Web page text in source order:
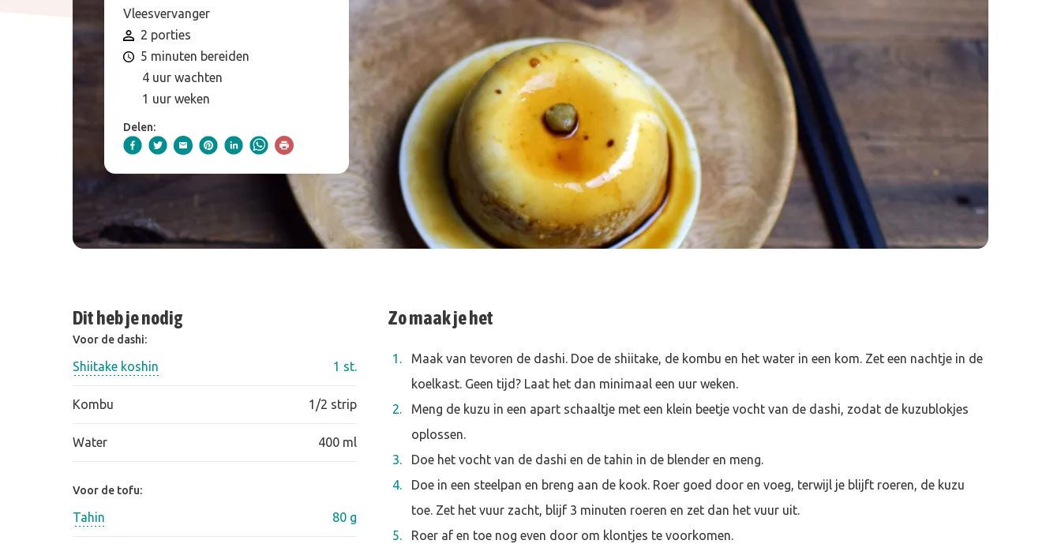
Vleesvervanger
2 porties
5 minuten bereiden
4 uur wachten
1 uur weken
Delen:
Dit heb je nodig
Voor de dashi:
Shiitake koshin 1 st.
Kombu 1/2 strip
Water 400 ml
Voor de tofu:
Tahin 80 g
Zo maak je het
Maak van tevoren de dashi. Doe de shiitake, de kombu en het water in een kom. Zet een nachtje in de
koelkast. Geen tijd? Laat het dan minimaal een uur weken.
Meng de kuzu in een apart schaaltje met een klein beetje vocht van de dashi, zodat de kuzublokjes
oplossen.
Doe het vocht van de dashi en de tahin in de blender en meng.
Doe in een steelpan en breng aan de kook. Roer goed door en voeg, terwijl je blijft roeren, de kuzu
toe. Zet het vuur zacht, blijf 3 minuten roeren en zet dan het vuur uit.
Roer af en toe nog even door om klontjes te voorkomen.